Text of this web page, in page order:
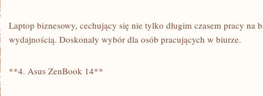
Laptop⁢ biznesowy, ⁢cechujący⁤ się nie tylko długim czasem pracy na
wydajnością. Doskonały wybór dla osób pracujących​ w biurze.
**4. Asus ZenBook 14**